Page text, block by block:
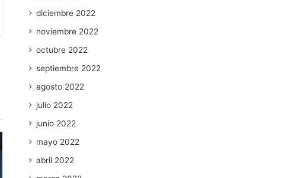
diciembre 2022
noviembre 2022
octubre 2022
septiembre 2022
agosto 2022
julio 2022
junio 2022
mayo 2022
abril 2022